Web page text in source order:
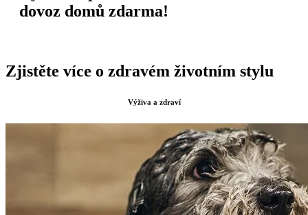
dovoz domů zdarma!
Zjistěte více o zdravém životním stylu
Výživa a zdraví